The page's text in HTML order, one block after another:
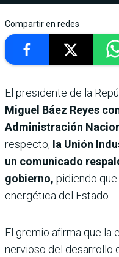
Compartir en redes
El presidente de la
Miguel Báez Reyes
Administración
respecto, la Unión
un comunicado
gobierno, pidiendo
energética del Estado.
El gremio afirma que la
nervioso del desarrollo